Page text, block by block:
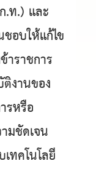
.ท.) และ
อบให้แก้ไข
ราชการ
งานของ
รหรือ
มชัดเจน
ทคโนโลยี